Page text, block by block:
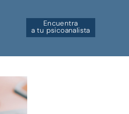
Encuentra
a tu psicoanalista